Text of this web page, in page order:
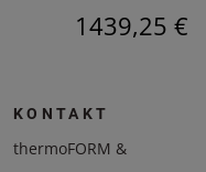
1439,25 €
KONTAKT
thermoFORM &